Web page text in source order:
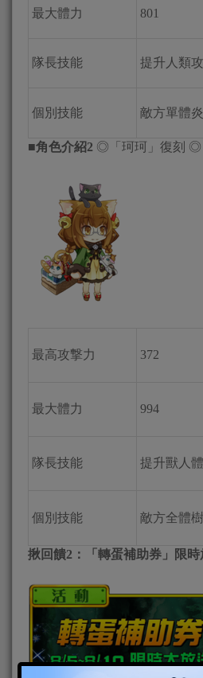
最大體力 801
隊長技能 提升人類攻
個別技能 敵方單體
■角色介紹2 ◎「珂珂」復刻 ◎
最高攻撃力 372
最大體力 994
隊長技能 提升獸人體
個別技能 敵方全體
揪回饋2：「轉蛋補助券」限時